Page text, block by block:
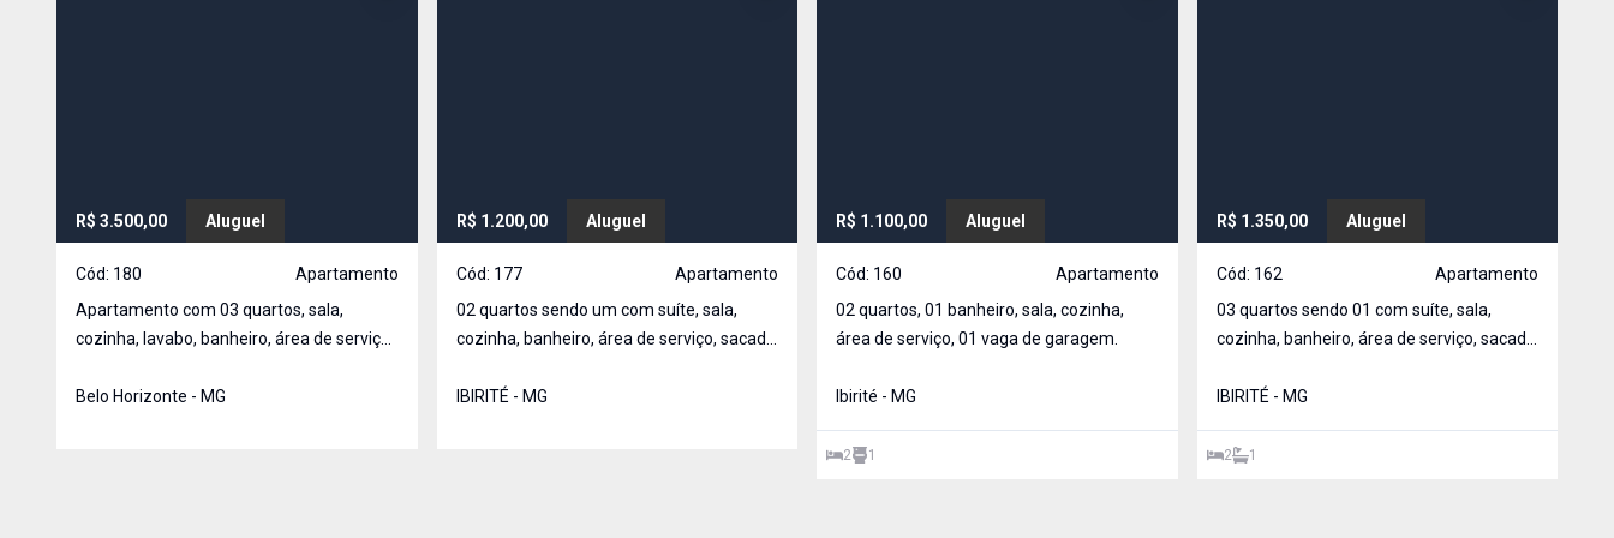
R$ 3.500,00 Aluguel
Cód: 180
Apartamento
Apartamento com 03 quartos, sala,
cozinha, lavabo, banheiro, área de serviço
Belo Horizonte - MG
R$ 1.200,00 Aluguel
Cód: 177
Apartamento
02 quartos sendo um com suíte, sala,
cozinha, banheiro, área de serviço, sacada
IBIRITÉ - MG
R$ 1.100,00 Aluguel
Cód: 160
Apartamento
02 quartos, 01 banheiro, sala, cozinha,
área de serviço, 01 vaga de garagem.
Ibirité - MG
2 1
R$ 1.350,00 Aluguel
Cód: 162
Apartamento
03 quartos sendo 01 com suíte, sala,
cozinha, banheiro, área de serviço, sacada
coberta.
IBIRITÉ - MG
2 1